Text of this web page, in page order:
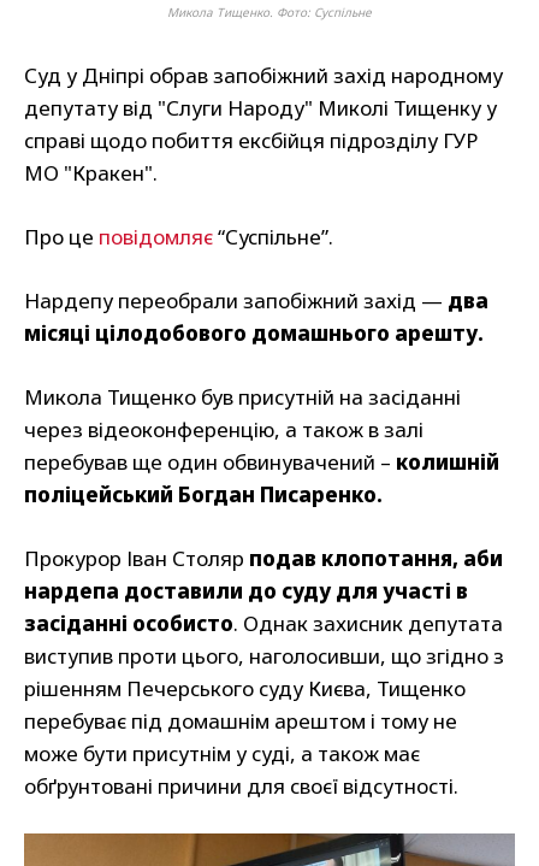
Микола Тищенко. Фото: Суспільне
Суд у Дніпрі обрав запобіжний захід народному
депутату від "Слуги Народу" Миколі Тищенку у
справі щодо побиття ексбійця підрозділу ГУР
МО "Кракен".
Про це повідомляє“Суспільне”.
Нардепу переобрали запобіжний захід — два
місяці цілодобового домашнього арешту.
Микола Тищенко був присутній на засіданні
через відеоконференцію, а також в залі
перебував ще один обвинувачений – колишній
поліцейський Богдан Писаренко.
Прокурор Іван Столяр подав клопотання, аби
нардепа доставили до суду для участі в
засіданні особисто. Однак захисник депутата
виступив проти цього, наголосивши, що згідно з
рішенням Печерського суду Києва, Тищенко
перебуває під домашнім арештом і тому не
може бути присутнім у суді, а також має
обґрунтовані причини для своєї відсутності.